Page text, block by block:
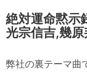
絶対運命黙示
光宗信吉,幾
弊社の裏テーマ曲